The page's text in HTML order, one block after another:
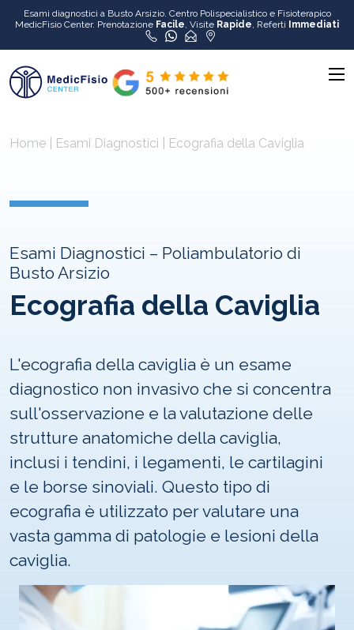
Esami diagnostici a Busto Arsizio. Centro Polispecialistico e Fisioterapico
MedicFisio Center. Prenotazione Facile, Visite Rapide, Referti Immediati
Home Esami Diagnostici Ecografia della Caviglia
Esami Diagnostici – Poliambulatorio di
Busto Arsizio
Ecografia della Caviglia
L'ecografia della caviglia è un esame
diagnostico non invasivo che si concentra
sull'osservazione e la valutazione delle
strutture anatomiche della caviglia,
inclusi i tendini, i legamenti, le cartilagini
e le borse sinoviali. Questo tipo di
ecografia è utilizzato per valutare una
vasta gamma di patologie e lesioni della
caviglia.